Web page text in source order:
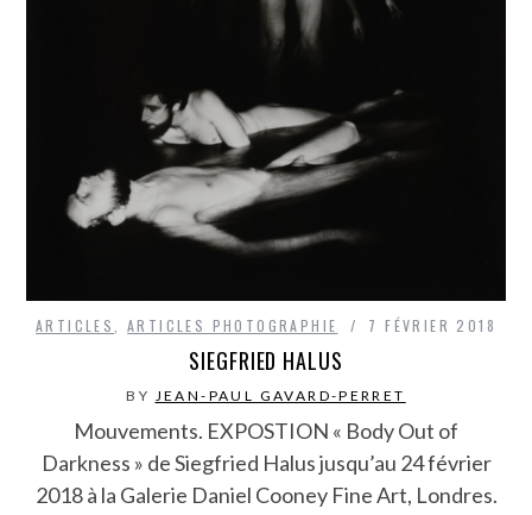
ARTICLES ,ARTICLES PHOTOGRAPHIE 7 FÉVRIER 2018
SIEGFRIED HALUS
BY JEAN-PAUL GAVARD-PERRET
Mouvements. EXPOSTION « Body Out of
Darkness » de Siegfried Halus jusqu’au 24 février
2018 à la Galerie Daniel Cooney Fine Art, Londres.